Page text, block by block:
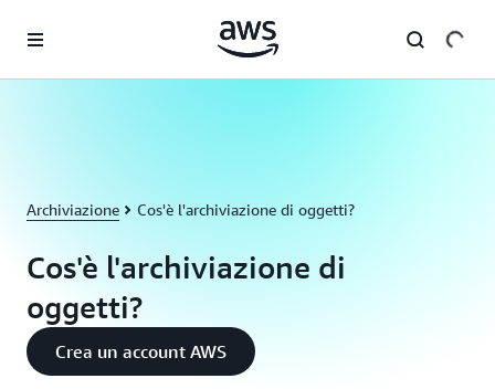
Archiviazione Cos'è l'archiviazione di oggetti?
Cos'è l'archiviazione di
oggetti?
Crea un account AWS